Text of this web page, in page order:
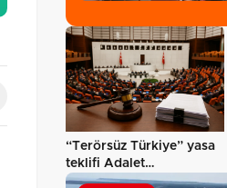
“Terörsüz Türkiye” yasa
teklifi Adalet
Komisyonu’ndan…